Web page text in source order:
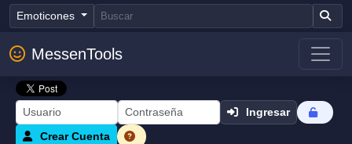
Emoticones
MessenTools
Ingresar
Crear Cuenta